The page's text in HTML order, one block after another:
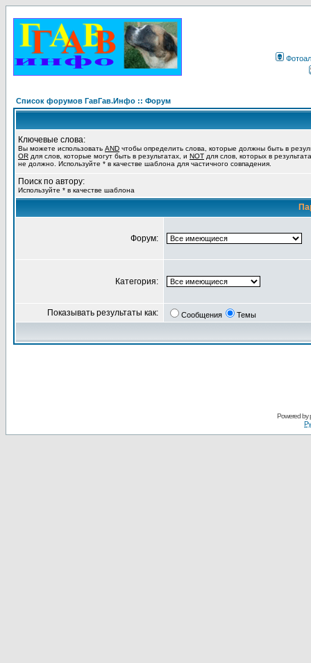
Список форумов ГавГав.Инфо :: Форум
Ключевые слова:
Вы можете использовать AND чтобы определить слова, которые должны быть в
OR для слов, которые могут быть в результатах, и NOT для слов, которых в
не должно. Используйте * в качестве шаблона для частичного совпадения.
Поиск по автору:
Используйте * в качестве шаблона
Форум:
Категория:
Показывать результаты как: Сообщения Темы
Powered by